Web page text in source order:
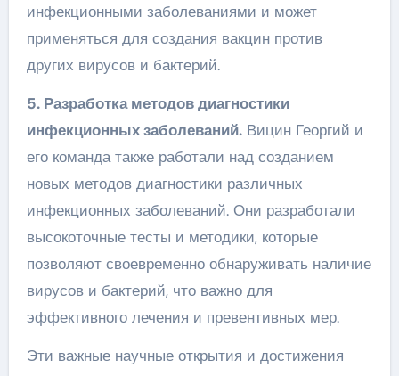
инфекционными заболеваниями и может
применяться для создания вакцин против
других вирусов и бактерий.
5. Разработка методов диагностики
инфекционных заболеваний.Вицин Георгий и
его команда также работали над созданием
новых методов диагностики различных
инфекционных заболеваний. Они разработали
высокоточные тесты и методики, которые
позволяют своевременно обнаруживать наличие
вирусов и бактерий, что важно для
эффективного лечения и превентивных мер.
Эти важные научные открытия и достижения